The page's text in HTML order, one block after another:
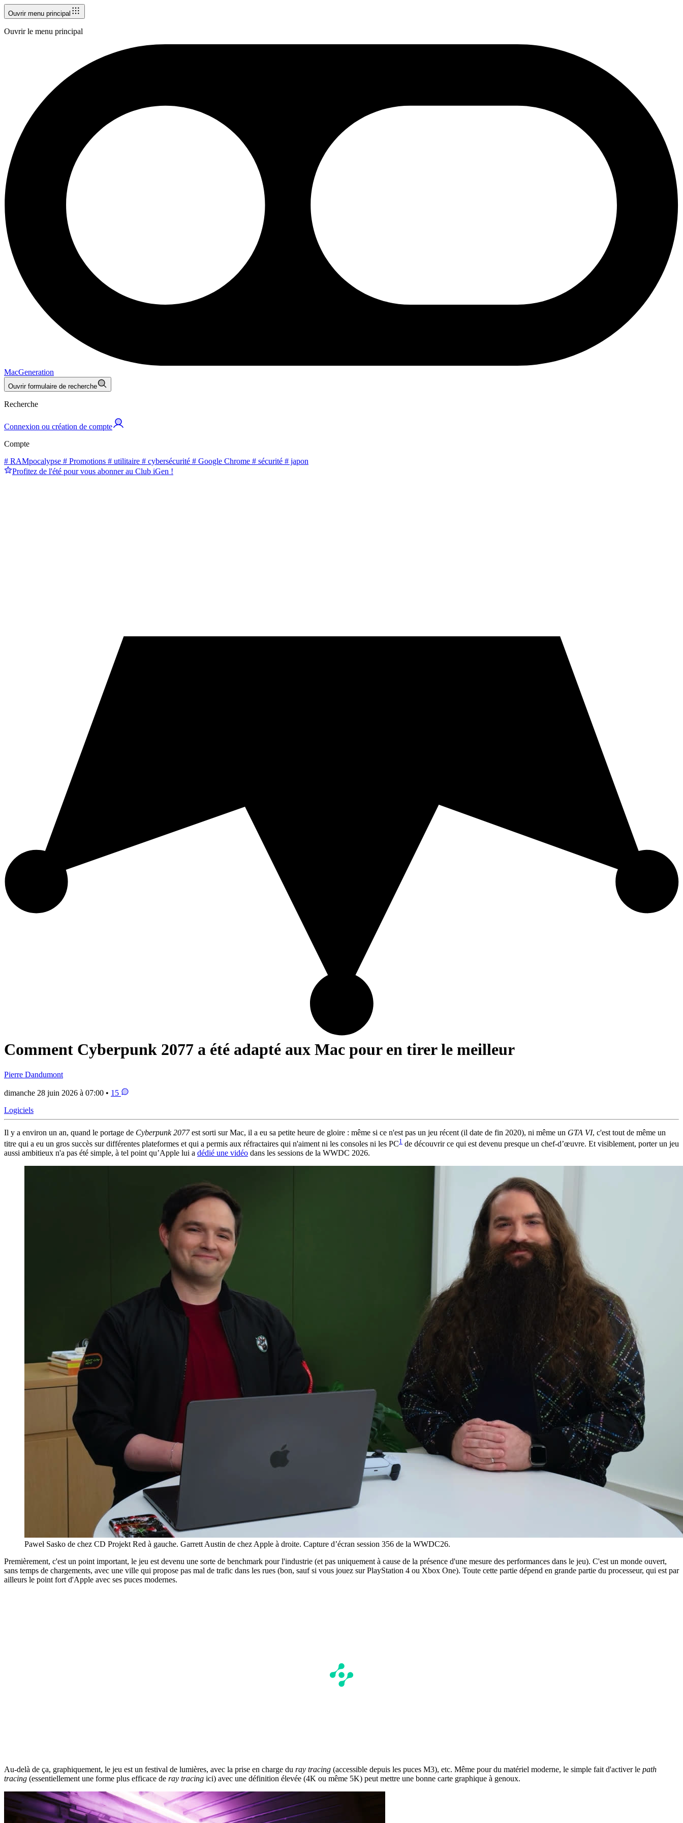
Ouvrir menu principal
Ouvrir le menu principal
MacGeneration
Ouvrir formulaire de recherche
Recherche
Connexion ou création de compte
Compte
# RAMpocalypse # Promotions # utilitaire # cybersécurité # Google Chrome # sécurité # japon
Profitez de l'été pour vous abonner au Club iGen !
Comment Cyberpunk 2077 a été adapté aux Mac pour en tirer le meilleur
Pierre Dandumont
dimanche 28 juin 2026 à 07:00 • 15
Logiciels
Il y a environ un an, quand le portage de Cyberpunk 2077est sorti sur Mac, il a eu sa petite heure de gloire : même si ce n'est pas un jeu récent (il date de fin 2020), ni même un GTA VI, c'est tout de même un
titre qui a eu un gros succès sur différentes plateformes et qui a permis aux réfractaires qui n'aiment ni les consoles ni les PC1 de découvrir ce qui est devenu presque un chef-d’œuvre. Et visiblement, porter un jeu
aussi ambitieux n'a pas été simple, à tel point qu’Apple lui a dédié une vidéo dans les sessions de la WWDC 2026.
Paweł Sasko de chez CD Projekt Red à gauche. Garrett Austin de chez Apple à droite. Capture d’écran session 356 de la WWDC26.
Premièrement, c'est un point important, le jeu est devenu une sorte de benchmark pour l'industrie (et pas uniquement à cause de la présence d'une mesure des performances dans le jeu). C'est un monde ouvert,
sans temps de chargements, avec une ville qui propose pas mal de trafic dans les rues (bon, sauf si vous jouez sur PlayStation 4 ou Xbox One). Toute cette partie dépend en grande partie du processeur, qui est par
ailleurs le point fort d'Apple avec ses puces modernes.
Au-delà de ça, graphiquement, le jeu est un festival de lumières, avec la prise en charge du ray tracing (accessible depuis les puces M3), etc. Même pour du matériel moderne, le simple fait d'activer le path
tracing (essentiellement une forme plus efficace de ray tracing ici) avec une définition élevée (4K ou même 5K) peut mettre une bonne carte graphique à genoux.